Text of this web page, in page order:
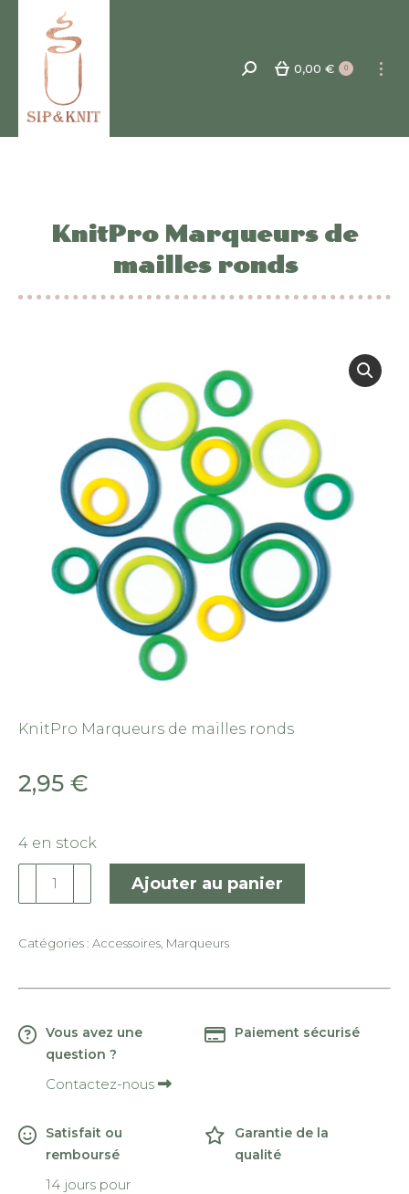
Recherche
0,00 € 0
KnitPro Marqueurs de
mailles ronds
KnitPro Marqueurs de mailles ronds
2,95 €
4 en stock
quantité
Marqueurs
mailles
Ajouter au panier
Catégories : Accessoires Marqueurs
Vous avez une
question ?
Contactez-nous
Paiement sécurisé
Satisfait ou
remboursé
14 jours pour
Garantie de la
qualité